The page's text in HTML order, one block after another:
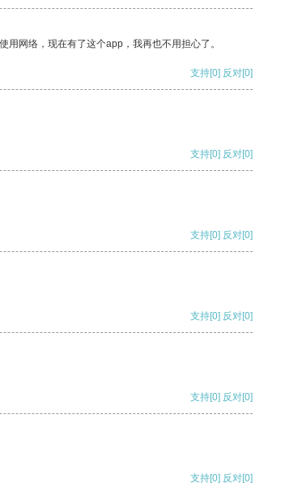
网络，现在有了这个app，我再也不用担心了。
支持[0] 反对[0]
支持[0] 反对[0]
支持[0] 反对[0]
支持[0] 反对[0]
支持[0] 反对[0]
支持[0] 反对[0]